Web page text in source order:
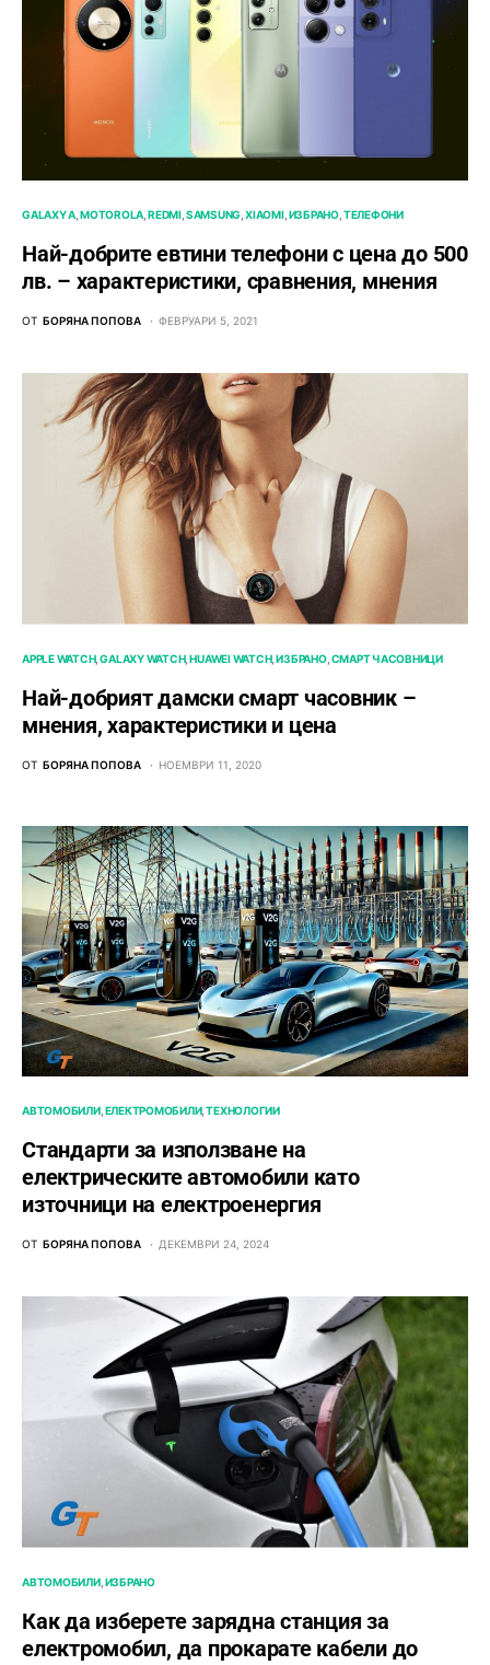
GALAXY A MOTOROLA REDMI SAMSUNG XIAOMI ИЗБРАНО ТЕЛЕФОНИ
Най-добрите евтини телефони с ценa до 500
лв. – характeристики, сравнения, мнения
ОТ БОРЯНА ПОПОВА ФЕВРУАРИ 5, 2021
APPLE WATCH GALAXY WATCH HUAWEI WATCH ИЗБРАНО СМАРТ ЧАСОВНИЦИ
Най-добрият дамски смарт часовник –
мнения, характеристики и цена
ОТ БОРЯНА ПОПОВА НОЕМВРИ 11, 2020
АВТОМОБИЛИ ЕЛЕКТРОМОБИЛИ ТЕХНОЛОГИИ
Стандарти за използване на
електрическите автомобили като
източници на електроенергия
ОТ БОРЯНА ПОПОВА ДЕКЕМВРИ 24, 2024
АВТОМОБИЛИ ИЗБРАНО
Как да изберете зарядна станция за
електромобил, да прокарате кабели до